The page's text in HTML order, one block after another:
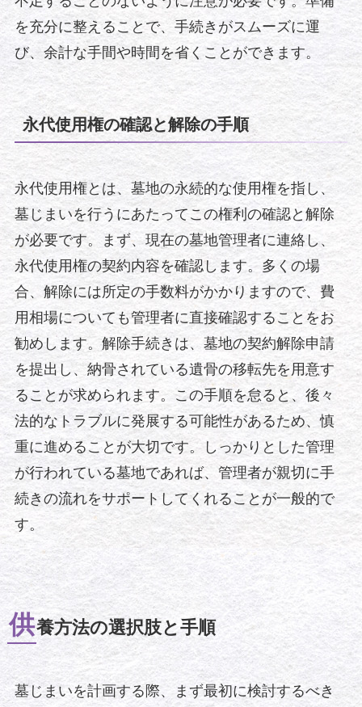
を充分に整えることで、手続きがスムーズに運
び、余計な手間や時間を省くことができます。
永代使用権の確認と解除の手順
永代使用権とは、墓地の永続的な使用権を指し、
墓じまいを行うにあたってこの権利の確認と解除
が必要です。まず、現在の墓地管理者に連絡し、
永代使用権の契約内容を確認します。多くの場
合、解除には所定の手数料がかかりますので、費
用相場についても管理者に直接確認することをお
勧めします。解除手続きは、墓地の契約解除申請
を提出し、納骨されている遺骨の移転先を用意す
ることが求められます。この手順を怠ると、後々
法的なトラブルに発展する可能性があるため、慎
重に進めることが大切です。しっかりとした管理
が行われている墓地であれば、管理者が親切に手
続きの流れをサポートしてくれることが一般的で
す。
供養方法の選択肢と手順
墓じまいを計画する際、まず最初に検討するべき